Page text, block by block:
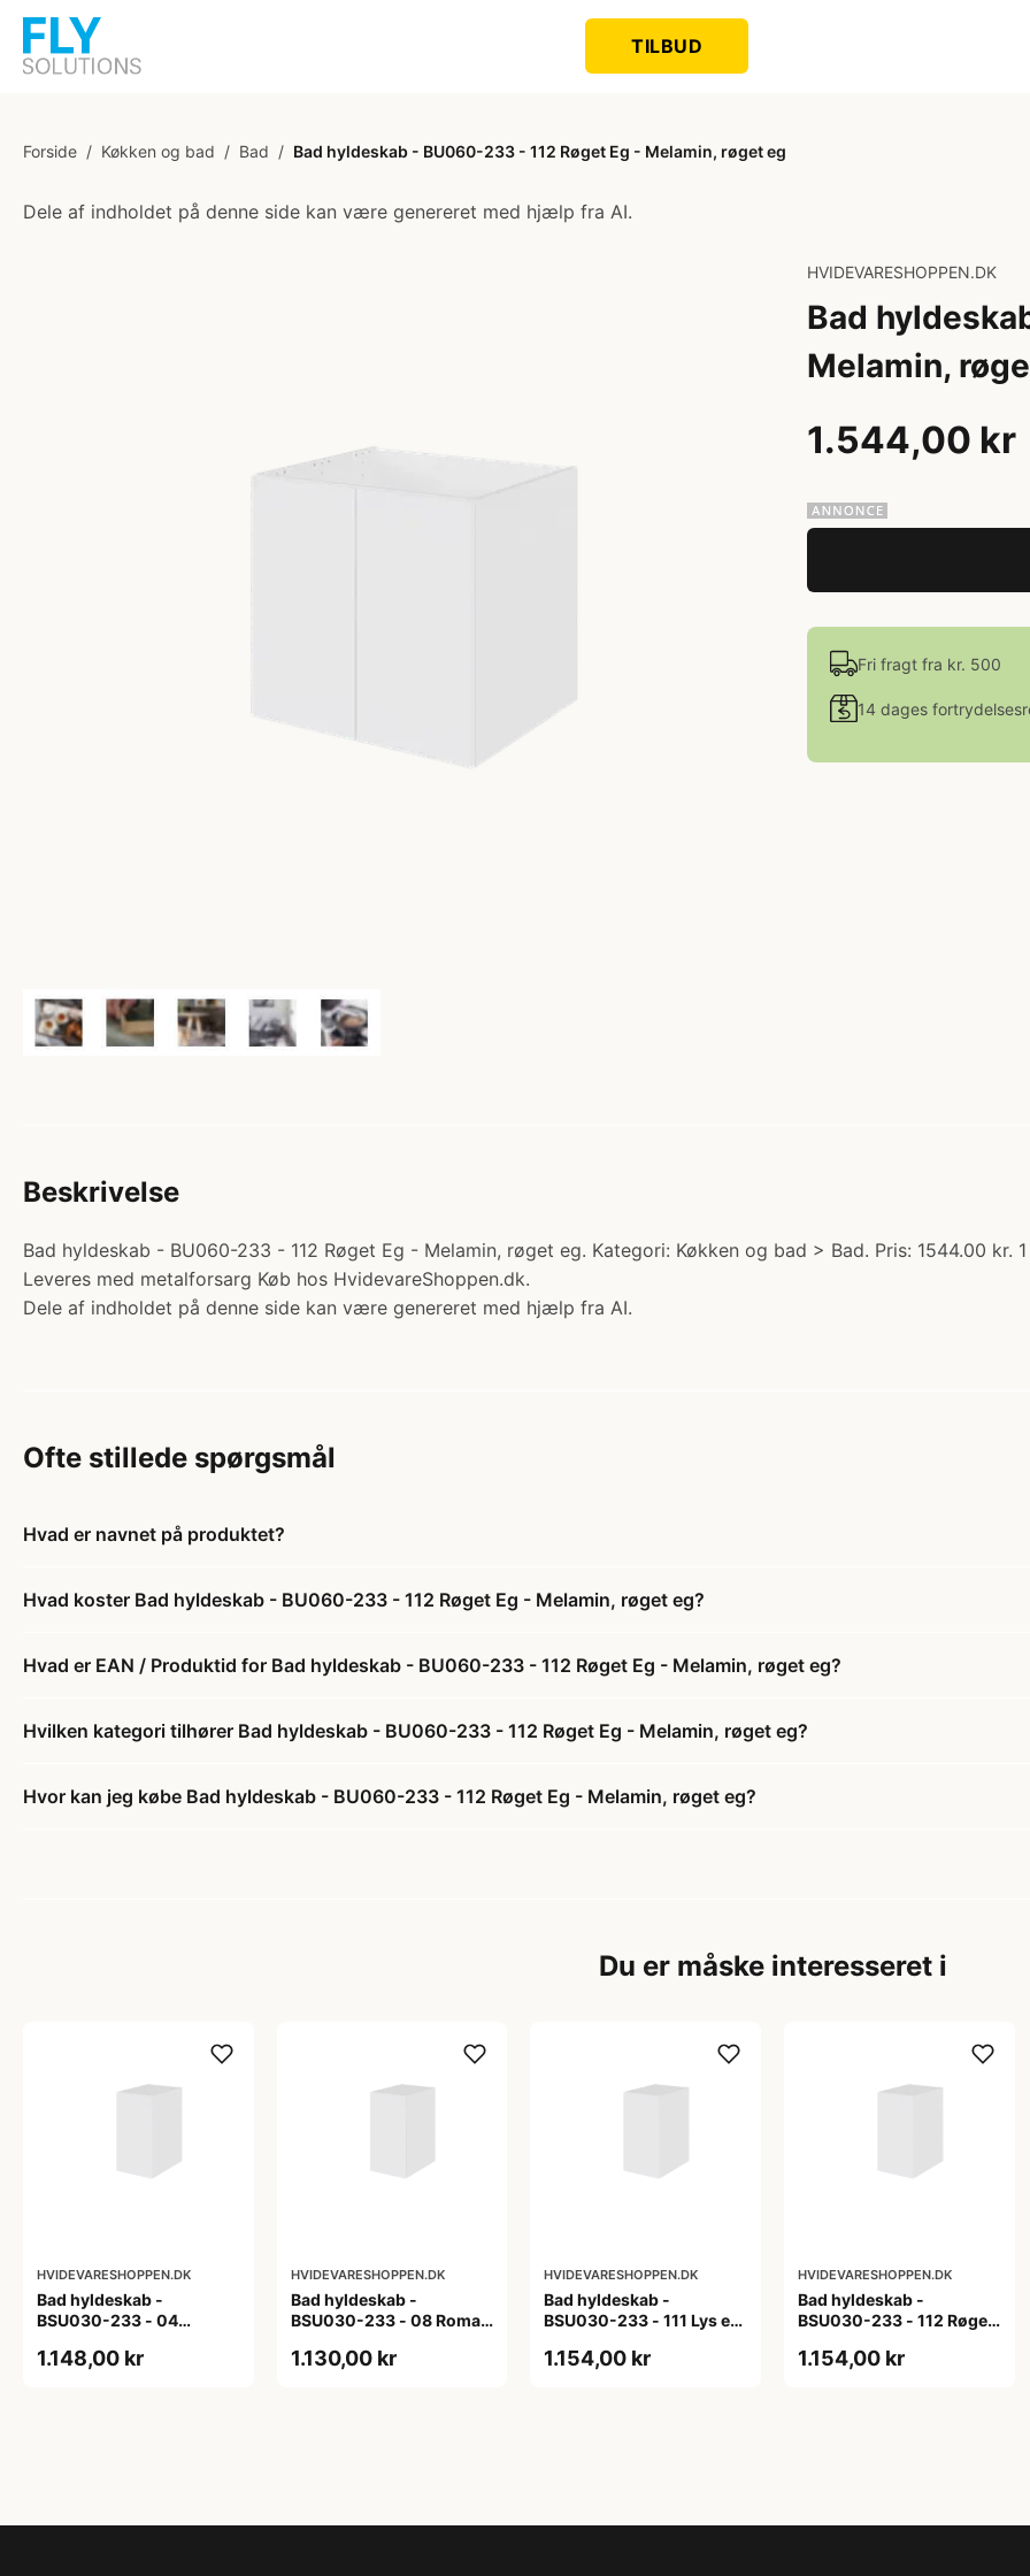
TILBUD
Forside / Køkken og bad / Bad / Bad hyldeskab - BU060-233 - 112 Røget Eg - Melamin, røget eg
Dele af indholdet på denne side kan være genereret med hjælp fra AI.
HVIDEVARESHOPPEN.DK
Bad
Melamin,
1.544,00 kr
Fri fragt fra kr. 500
14 dages
Beskrivelse
Bad hyldeskab - BU060-233 - 112 Røget Eg - Melamin, røget eg. Kategori: Køkken og bad > Bad. Pris: 1544.00 kr.
Leveres med metalforsarg Køb hos HvidevareShoppen.dk.
Dele af indholdet på denne side kan være genereret med hjælp fra AI.
Ofte stillede spørgsmål
Hvad er navnet på produktet?
Hvad koster Bad hyldeskab - BU060-233 - 112 Røget Eg - Melamin, røget eg?
Hvad er EAN / Produktid for Bad hyldeskab - BU060-233 - 112 Røget Eg - Melamin, røget eg?
Hvilken kategori tilhører Bad hyldeskab - BU060-233 - 112 Røget Eg - Melamin, røget eg?
Hvor kan jeg købe Bad hyldeskab - BU060-233 - 112 Røget Eg - Melamin, røget eg?
Du er måske interesseret i
HVIDEVARESHOPPEN.DK
Bad hyldeskab -
BSU030-233 - 04
1.148,00 kr
HVIDEVARESHOPPEN.DK
Bad hyldeskab -
BSU030-233 - 08 Roma -
1.130,00 kr
HVIDEVARESHOPPEN.DK
Bad hyldeskab -
BSU030-233 - 111 Lys eg
1.154,00 kr
HVIDEVARESHOPPEN.DK
Bad hyldeskab -
BSU030-233 - 112 Røget
1.154,00 kr